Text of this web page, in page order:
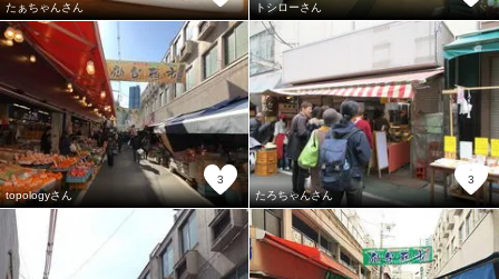
たぁちゃんさん
トシローさん
topologyさん
3
たろちゃんさん
3